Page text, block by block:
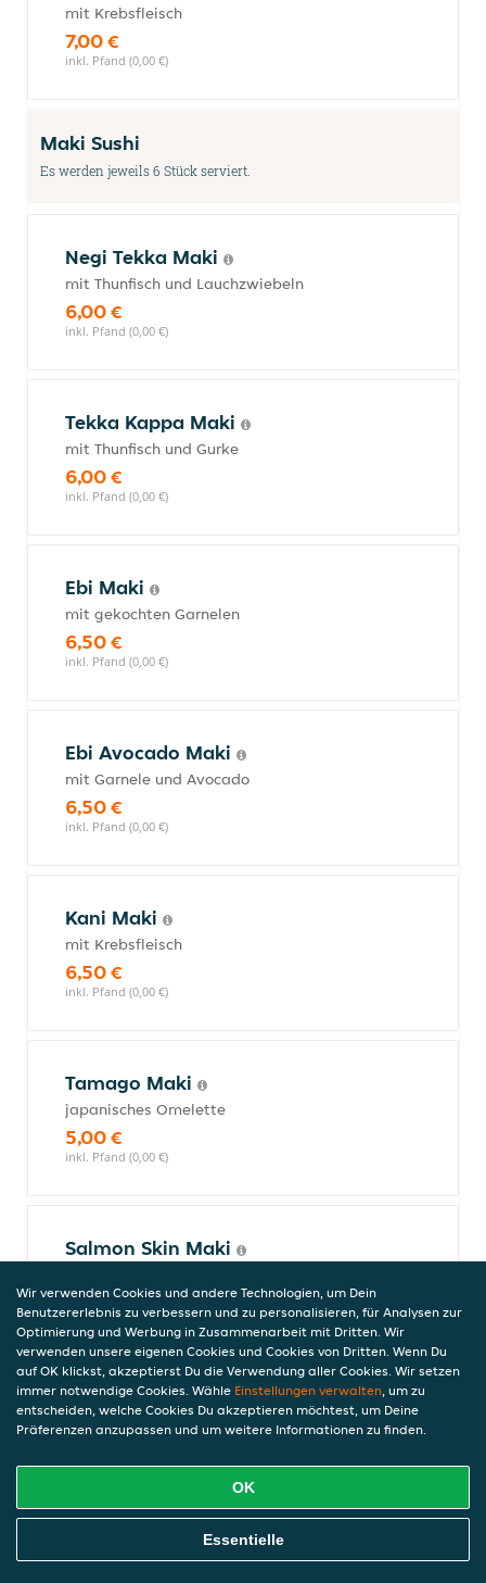
mit Krebsfleisch
7,00 €
inkl. Pfand (0,00 €)
Maki Sushi
Es werden jeweils 6 Stück serviert.
Negi Tekka Maki
mit Thunfisch und Lauchzwiebeln
6,00 €
inkl. Pfand (0,00 €)
Tekka Kappa Maki
mit Thunfisch und Gurke
6,00 €
inkl. Pfand (0,00 €)
Ebi Maki
mit gekochten Garnelen
6,50 €
inkl. Pfand (0,00 €)
Ebi Avocado Maki
mit Garnele und Avocado
6,50 €
inkl. Pfand (0,00 €)
Kani Maki
mit Krebsfleisch
6,50 €
inkl. Pfand (0,00 €)
Tamago Maki
japanisches Omelette
5,00 €
inkl. Pfand (0,00 €)
Salmon Skin Maki
6,50 €
inkl. Pfand (0,00 €)
Hokkei Maki
mit Nordseekrabben
7,50 €
Online Essen Bestellen
Wir verwenden Cookies und andere Technologien, um Dein
Benutzererlebnis zu verbessern und zu personalisieren, für Analysen zur
Optimierung und Werbung in Zusammenarbeit mit Dritten. Wir
verwenden unsere eigenen Cookies und Cookies von Dritten. Wenn Du
auf OK klickst, akzeptierst Du die Verwendung aller Cookies. Wir setzen
immer notwendige Cookies. Wähle Einstellungen verwalten, um zu
entscheiden, welche Cookies Du akzeptieren möchtest, um Deine
Präferenzen anzupassen und um weitere Informationen zu finden.
OK
Essentielle